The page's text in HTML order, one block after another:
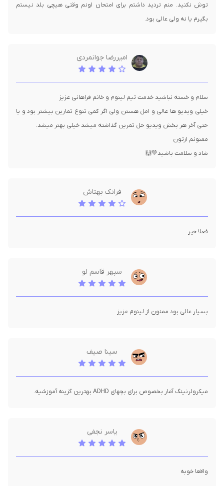
توش نکنید. منم تردید داشتم برای امتحان اونم وقتی هیچی بلد نیستم
بگیرم یا نه ولی عالی بود.
امیررضا جوانمردی
خیلی ویدیو ها عالی و امل هستن ولی اگر کمی تنوع تمارین بیشتر بود و یا
شاد و سلامت باشید💚🙌
فرانک بهتاش
فعلا خیر
سپهر قاسم لو
بسیار عالی بود ممنون از لینوم عزیز
سینا صیف
میکرولرنینگ آمار بخصوص برای بچهای ADHD بهترین گزینه آموزشیه.
یاسر نجفی
واقعا خوبه